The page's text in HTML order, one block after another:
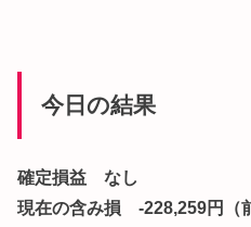
今日の結果
確定損益 なし
現在の含み損 -228,259円（